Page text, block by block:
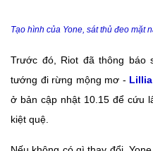
Tạo hình của Yone, sát thủ đeo mặt
Trước đó, Riot đã thông
tướng đi rừng mộng mơ -
ở bản cập nhật 10.15 để cứu
kiệt quệ.